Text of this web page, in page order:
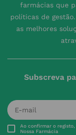
farmácias que
políticas de
as melhores
Subscreva
Ao confirmar o
Nossa Farmácia